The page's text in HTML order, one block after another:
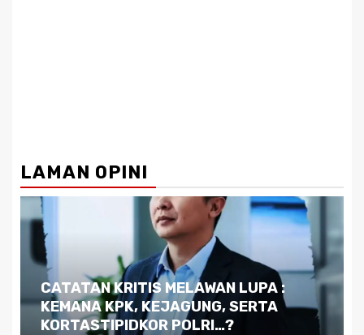
LAMAN OPINI
Dilema Kaltim di Tengah Krisis:
Kutukan Sumber Daya Alam dan
Pemimpin yang Tak Kreatif